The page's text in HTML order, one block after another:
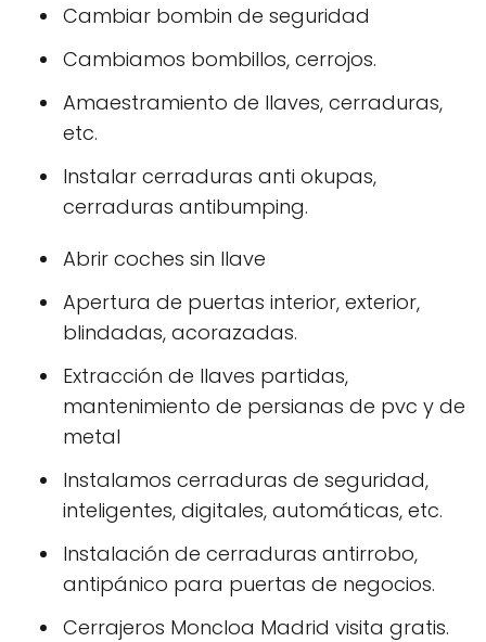
Cambiar bombin de seguridad
Cambiamos bombillos, cerrojos.
Amaestramiento de llaves, cerraduras,
etc.
Instalar cerraduras anti okupas,
cerraduras antibumping.
Abrir coches sin llave
Apertura de puertas interior, exterior,
blindadas, acorazadas.
Extracción de llaves partidas,
mantenimiento de persianas de pvc y de
metal
Instalamos cerraduras de seguridad,
inteligentes, digitales, automáticas, etc.
Instalación de cerraduras antirrobo,
antipánico para puertas de negocios.
Cerrajeros Moncloa Madrid visita gratis.